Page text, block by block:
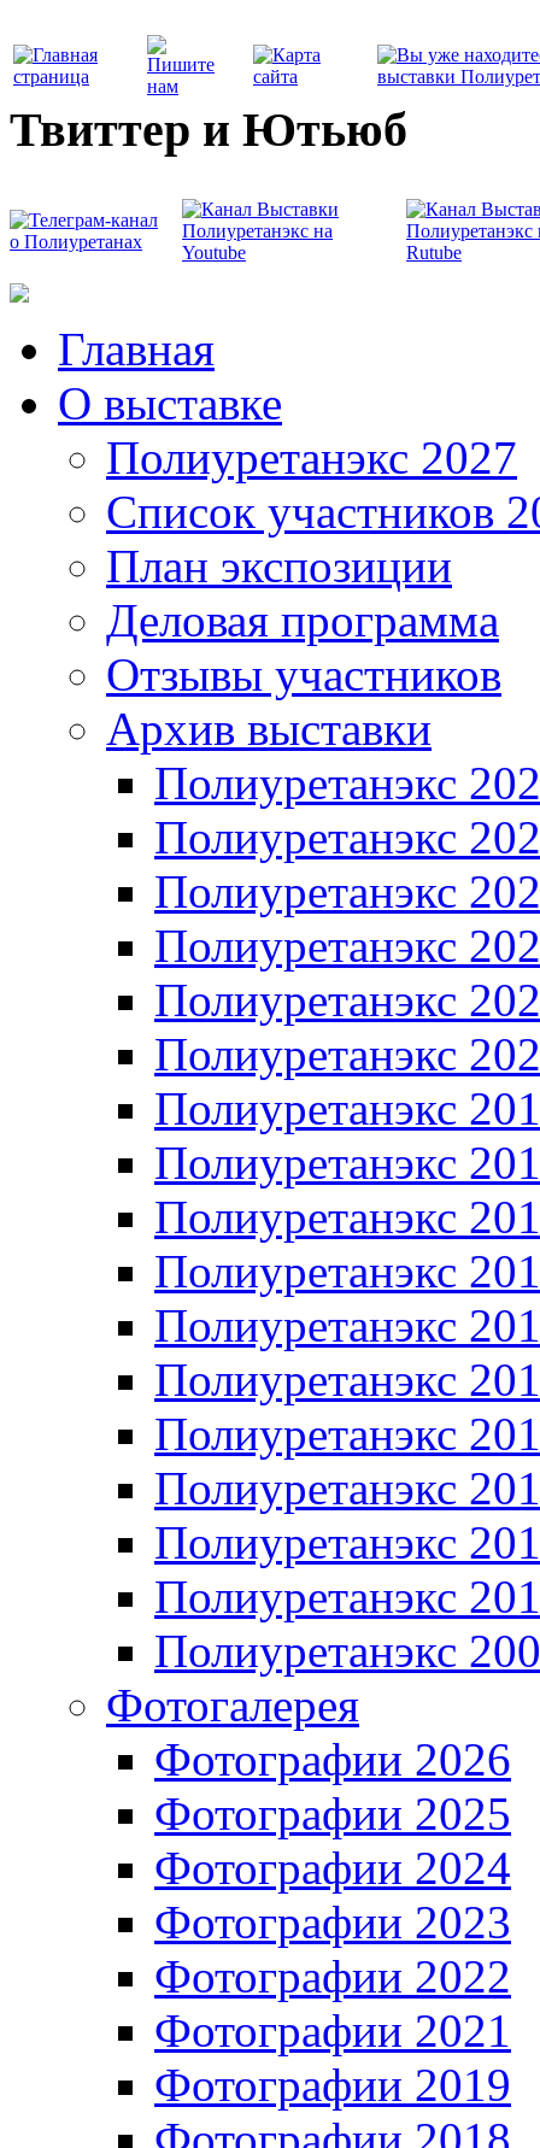
Твиттер и Ютьюб
Главная
О выставке
Полиуретанэкс 2027
Список участников
План экспозиции
Деловая программа
Отзывы участников
Архив выставки
Полиуретанэкс
Полиуретанэкс
Полиуретанэкс
Полиуретанэкс
Полиуретанэкс
Полиуретанэкс
Полиуретанэкс
Полиуретанэкс
Полиуретанэкс
Полиуретанэкс
Полиуретанэкс
Полиуретанэкс
Полиуретанэкс
Полиуретанэкс
Полиуретанэкс
Полиуретанэкс
Полиуретанэкс
Фотогалерея
Фотографии 2026
Фотографии 2025
Фотографии 2024
Фотографии 2023
Фотографии 2022
Фотографии 2021
Фотографии 2019